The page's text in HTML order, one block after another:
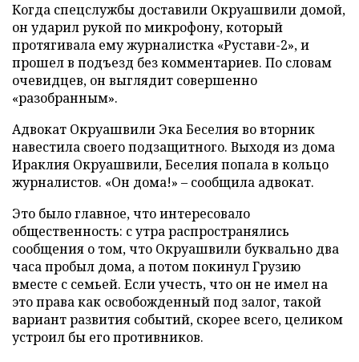
Когда спецслужбы доставили Окруашвили домой,
он ударил рукой по микрофону, который
протягивала ему журналистка «Рустави-2», и
прошел в подъезд без комментариев. По словам
очевидцев, он выглядит совершенно
«разобранным».
Адвокат Окруашвили Эка Беселия во вторник
навестила своего подзащитного. Выходя из дома
Ираклия Окруашвили, Беселия попала в кольцо
журналистов. «Он дома!» – сообщила адвокат.
Это было главное, что интересовало
общественность: с утра распространялись
сообщения о том, что Окруашвили буквально два
часа пробыл дома, а потом покинул Грузию
вместе с семьей. Если учесть, что он не имел на
это права как освобожденный под залог, такой
вариант развития событий, скорее всего, целиком
устроил бы его противников.